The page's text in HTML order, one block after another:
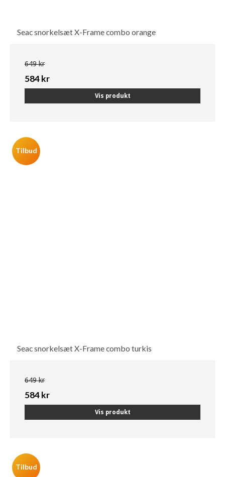
Seac snorkelsæt X-Frame combo orange
649 kr
584 kr
Vis produkt
Tilbud
Seac snorkelsæt X-Frame combo turkis
649 kr
584 kr
Vis produkt
Tilbud